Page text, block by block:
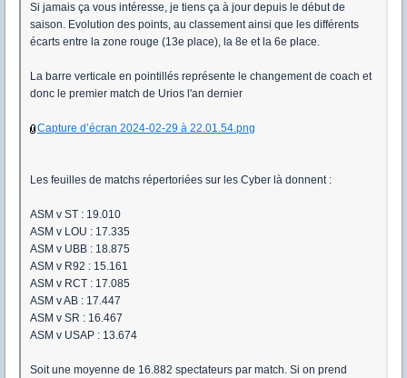
Si jamais ça vous intéresse, je tiens ça à jour depuis le début de
saison. Evolution des points, au classement ainsi que les différents
écarts entre la zone rouge (13e place), la 8e et la 6e place.
La barre verticale en pointillés représente le changement de coach et
donc le premier match de Urios l'an dernier
Capture d’écran 2024-02-29 à 22.01.54.png
Les feuilles de matchs répertoriées sur les Cyber là donnent :
ASM v ST : 19.010
ASM v LOU : 17.335
ASM v UBB : 18.875
ASM v R92 : 15.161
ASM v RCT : 17.085
ASM v AB : 17.447
ASM v SR : 16.467
ASM v USAP : 13.674
Soit une moyenne de 16.882 spectateurs par match. Si on prend